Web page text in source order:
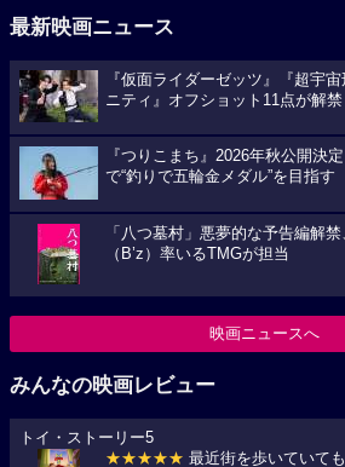
最新映画ニュース
『仮面ライダーゼッツ』『超宇
ニティ』オフショット11点が解禁
『つりこまち』2026年秋公開決
で“釣りで五輪金メダル”を目指す
「八つ墓村」悪夢的な予告編解
（B’z）率いるTMGが担当
映画ニュースへ
みんなの映画レビュー
トイ・ストーリー5
★★★★★ 最近街を歩いていて